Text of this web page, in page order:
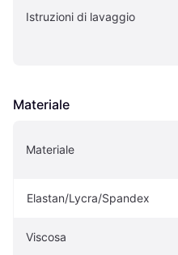
Istruzioni di lavaggio
Materiale
Materiale
Elastan/Lycra/Spandex
Viscosa